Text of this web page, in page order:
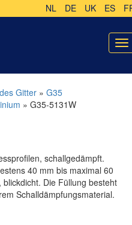
NL DE UK ES
Gitter » G35
» G35-5131W
schallgedämpft.
40 mm bis maximal 60
Die Füllung besteht
Schalldämpfungsmaterial.